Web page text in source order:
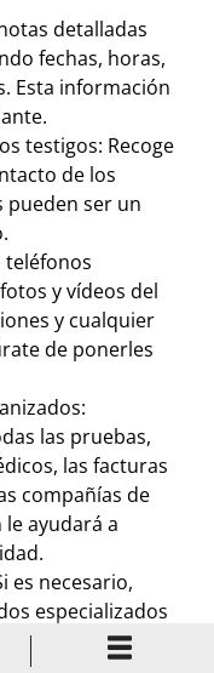
detalladas
fechas, horas,
Esta información
testigos: Recoge
de los
pueden ser un
teléfonos
y vídeos del
y cualquier
de ponerles
las pruebas,
las facturas
compañías de
ayudará a
es necesario,
especializados
pueden